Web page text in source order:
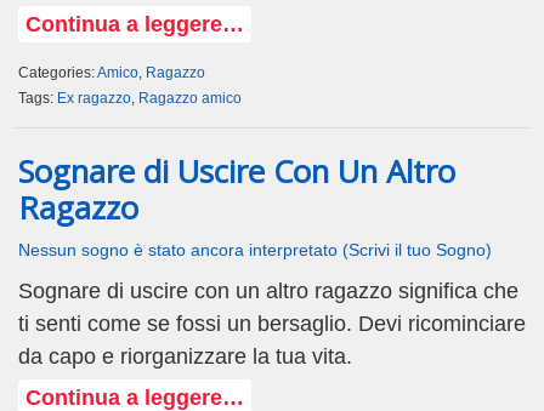
Continua a leggere…
Categories:Amico Ragazzo
Tags: Ex ragazzo, Ragazzo amico
Sognare di Uscire Con Un Altro
Ragazzo
Nessun sogno è stato ancora interpretato (Scrivi il tuo Sogno)
Sognare di uscire con un altro ragazzo significa che
ti senti come se fossi un bersaglio. Devi ricominciare
da capo e riorganizzare la tua vita.
Continua a leggere…